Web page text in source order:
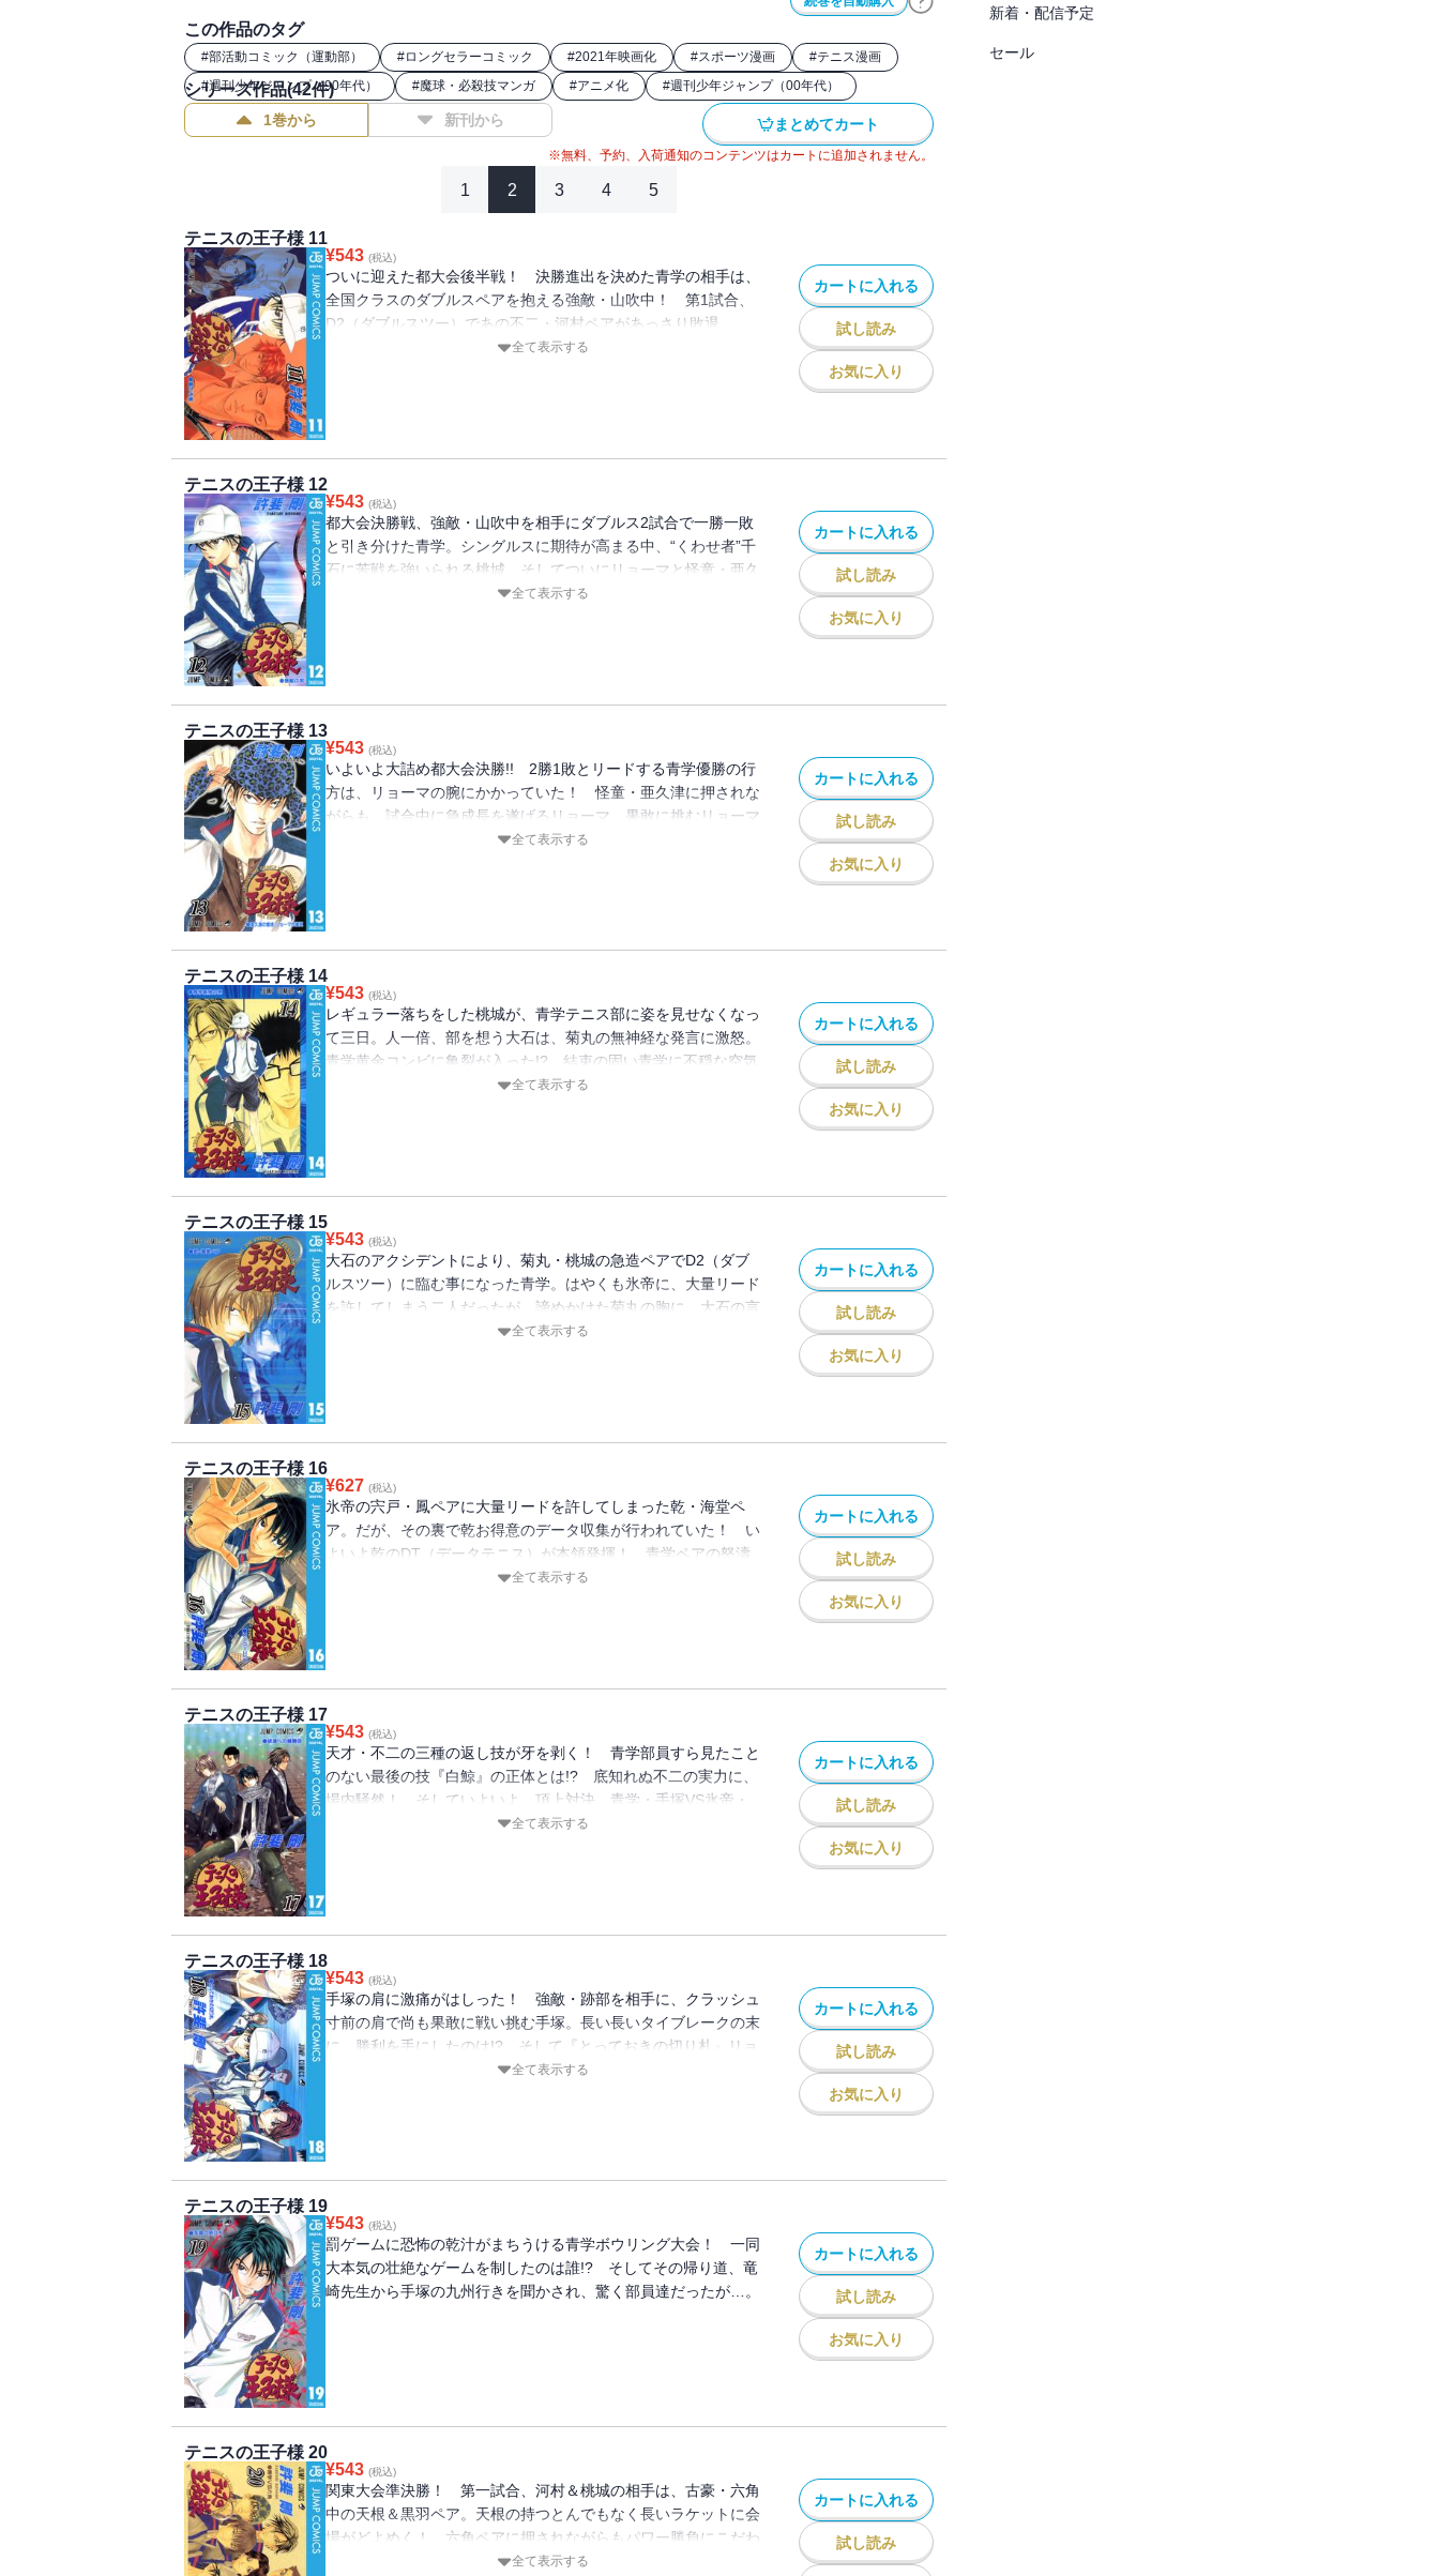
この作品のタグ
#部活動コミック（運動部） #ロングセラーコミック #2021年映画化 #スポーツ漫画 #テニス漫画
#週刊少年ジャンプ（90年代） #魔球・必殺技マンガ #アニメ化 #週刊少年ジャンプ（00年代）
シリーズ作品(42件)
1巻から 新刊から まとめてカート
※無料、予約、入荷通知のコンテンツはカートに追加されません。
1 2 3 4 5
テニスの王子様 11
¥543 (税込)
ついに迎えた都大会後半戦！ 決勝進出を決めた青学の相手は、
全国クラスのダブルスペアを抱える強敵・山吹中！ 第1試合、
D2（ダブルスツー）であの不二・河村ペアがあっさり敗退。
D1（ダブルスワン）に出場の大石・菊丸ペアに緊張が奔る
全て表示する
カートに入れる
試し読み
お気に入り
テニスの王子様 12
¥543 (税込)
都大会決勝戦、強敵・山吹中を相手にダブルス2試合で一勝一敗
と引き分けた青学。シングルスに期待が高まる中、“くわせ者”千
石に苦戦を強いられる桃城。そしてついにリョーマと怪童・亜久
全て表示する
カートに入れる
試し読み
お気に入り
テニスの王子様 13
¥543 (税込)
いよいよ大詰め都大会決勝!! 2勝1敗とリードする青学優勝の行
方は、リョーマの腕にかかっていた！ 怪童・亜久津に押されな
がらも、試合中に急成長を遂げるリョーマ。果敢に挑むリョーマ
の勇気が試合を制するのか!?全て表示する
カートに入れる
試し読み
お気に入り
テニスの王子様 14
¥543 (税込)
レギュラー落ちをした桃城が、青学テニス部に姿を見せなくなっ
て三日。人一倍、部を想う大石は、菊丸の無神経な発言に激怒。
青学黄金コンビに亀裂が入った!? 結束の固い青学に不穏な空気
全て表示する
カートに入れる
試し読み
お気に入り
テニスの王子様 15
¥543 (税込)
大石のアクシデントにより、菊丸・桃城の急造ペアでD2（ダブ
ルスツー）に臨む事になった青学。はやくも氷帝に、大量リード
を許してしまう二人だったが、諦めかけた菊丸の胸に、大石の言
葉が甦った…。二人のとった秘策とは!?
全て表示する
カートに入れる
試し読み
お気に入り
テニスの王子様 16
¥627 (税込)
氷帝の宍戸・鳳ペアに大量リードを許してしまった乾・海堂ペ
ア。だが、その裏で乾お得意のデータ収集が行われていた！ い
よいよ乾のDT（データテニス）が本領発揮！ 青学ペアの怒濤
の反撃がなされる中、ついに海堂のBS（ブーメランスネイク）
全て表示する
カートに入れる
試し読み
お気に入り
テニスの王子様 17
¥543 (税込)
天才・不二の三種の返し技が牙を剥く！ 青学部員すら見たこと
のない最後の技『白鯨』の正体とは!? 底知れぬ不二の実力に、
場内騒然！ そしていよいよ、頂上対決、青学・手塚VS氷帝・
全て表示する
カートに入れる
試し読み
お気に入り
テニスの王子様 18
¥543 (税込)
手塚の肩に激痛がはしった！ 強敵・跡部を相手に、クラッシュ
寸前の肩で尚も果敢に戦い挑む手塚。長い長いタイブレークの末
に、勝利を手にしたのは!? そして『とっておきの切り札』リョ
全て表示する
カートに入れる
試し読み
お気に入り
テニスの王子様 19
¥543 (税込)
罰ゲームに恐怖の乾汁がまちうける青学ボウリング大会！ 一同
大本気の壮絶なゲームを制したのは誰!? そしてその帰り道、竜
崎先生から手塚の九州行きを聞かされ、驚く部員達だったが…。
カートに入れる
試し読み
お気に入り
テニスの王子様 20
¥543 (税込)
関東大会準決勝！ 第一試合、河村＆桃城の相手は、古豪・六角
中の天根＆黒羽ペア。天根の持つとんでもなく長いラケットに会
場がどよめく！ 六角ペアに押されながらもパワー勝負にこだわ
全て表示する
カートに入れる
試し読み
新着・配信予定
セール